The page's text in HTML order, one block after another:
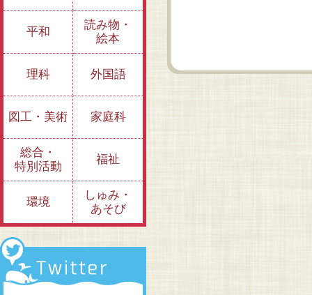
ムの「輝き」を撮り
続けた黒人写真家
ソンをはじめて走っ
た女性ランナー
平和
読み物・
絵本
理科 外国語
図工・美術 家庭科
総合・
特別活動
福祉
環境
しゅみ・
あそび